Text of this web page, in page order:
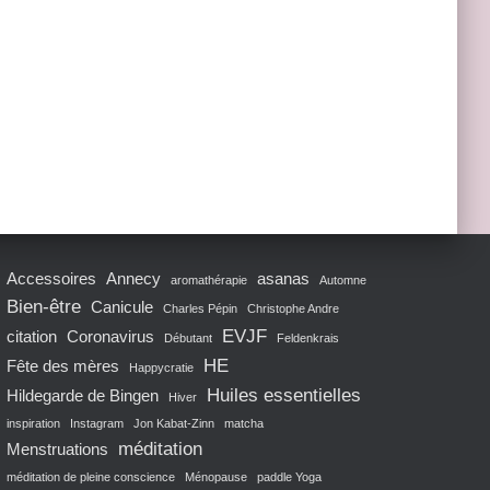
Accessoires Annecy aromathérapie asanas Automne
Bien-être Canicule Charles Pépin Christophe Andre
citation Coronavirus Débutant EVJF Feldenkrais
Fête des mères Happycratie HE
Hildegarde de Bingen Hiver Huiles essentielles
inspiration Instagram Jon Kabat-Zinn matcha
Menstruations méditation
méditation de pleine conscience Ménopause paddle Yoga